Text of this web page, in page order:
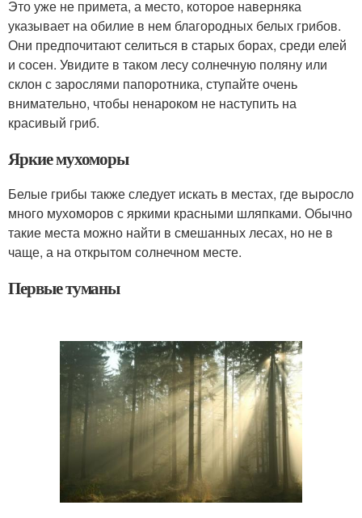
Это уже не примета, а место, которое наверняка
указывает на обилие в нем благородных белых грибов.
Они предпочитают селиться в старых борах, среди елей
и сосен. Увидите в таком лесу солнечную поляну или
склон с зарослями папоротника, ступайте очень
внимательно, чтобы ненароком не наступить на
красивый гриб.
Яркие мухоморы
Белые грибы также следует искать в местах, где выросло
много мухоморов с яркими красными шляпками. Обычно
такие места можно найти в смешанных лесах, но не в
чаще, а на открытом солнечном месте.
Первые туманы